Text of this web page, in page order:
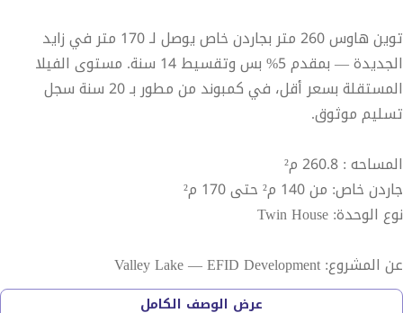
توين هاوس 260 متر بجاردن خاص يوصل لـ 170 متر في زايد
الجديدة — بمقدم 5% بس وتقسيط 14 سنة. مستوى الفيلا
المستقلة بسعر أقل، في كمبوند من مطور بـ 20 سنة سجل
تسليم موثوق.
المساحه : 260.8 م²
جاردن خاص: من 140 م² حتى 170 م²
نوع الوحدة: Twin House
عن المشروع: Valley Lake — EFID Development
EFID Development بخبرة 20+ سنة ومحفظة تجاوزت 40 مشروع
عرض الوصف الكامل